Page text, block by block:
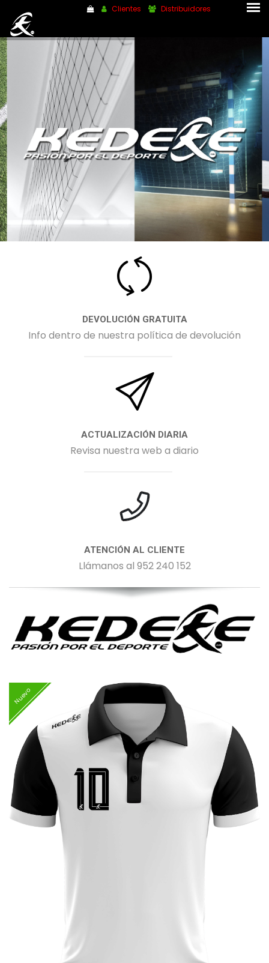
Clientes Distribuidores
DEVOLUCIÓN GRATUITA
Info dentro de nuestra política de devolución
ACTUALIZACIÓN DIARIA
Revisa nuestra web a diario
ATENCIÓN AL CLIENTE
Llámanos al 952 240 152
Nuevo